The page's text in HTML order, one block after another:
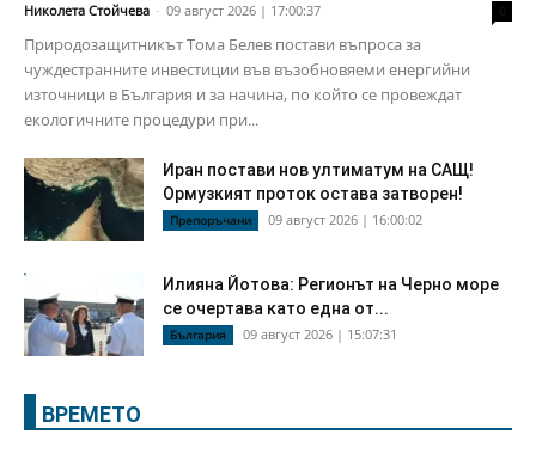
Николета Стойчева - 09 август 2026 | 17:00:37
Природозащитникът Тома Белев постави въпроса за
чуждестранните инвестиции във възобновяеми енергийни
източници в България и за начина, по който се провеждат
екологичните процедури при...
Иран постави нов ултиматум на САЩ!
Ормузкият проток остава затворен!
Препоръчани 09 август 2026 | 16:00:02
Илияна Йотова: Регионът на Черно море
се очертава като една от...
България 09 август 2026 | 15:07:31
ВРЕМЕТО